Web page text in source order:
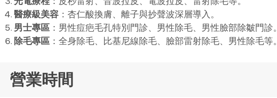
醫療級美容：杏仁酸換膚、離子與抄聲波深層導入。
男士專區：男性痘疤毛孔特別門診、男性除毛、男性臉部除皺門診。
除毛專區：全身除毛、比基尼線除毛、臉部雷射除毛、男性除毛等。
營業時間